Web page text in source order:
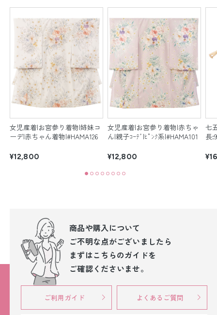
女児産着|お宮参り着物|姉妹コ
ーデ|赤ちゃん着物|#HAMA126
¥12,800
女児産着|お宮参り着物|赤ちゃ
ん|親子ｺｰﾃﾞ|ﾋﾟﾝｸ系|#HAMA101
¥12,800
七
長
商品や購入について
ご不明な点がございましたら
まずはこちらのガイドを
ご確認くださいませ。
ご利用ガイド よくあるご質問